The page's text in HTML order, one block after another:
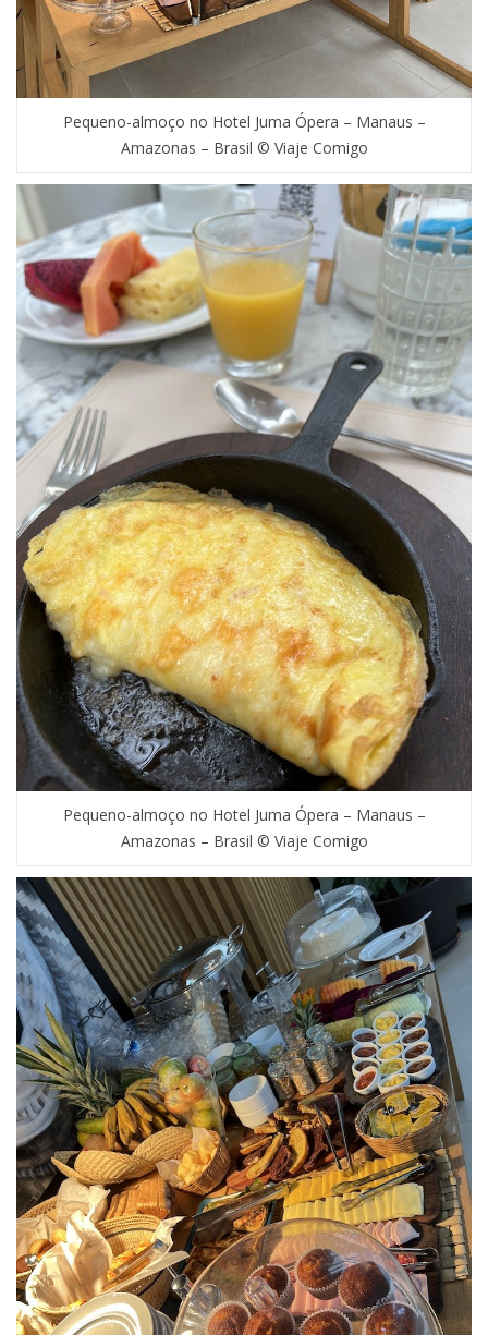
Pequeno-almoço no Hotel Juma Ópera – Manaus –
Amazonas – Brasil © Viaje Comigo
Pequeno-almoço no Hotel Juma Ópera – Manaus –
Amazonas – Brasil © Viaje Comigo